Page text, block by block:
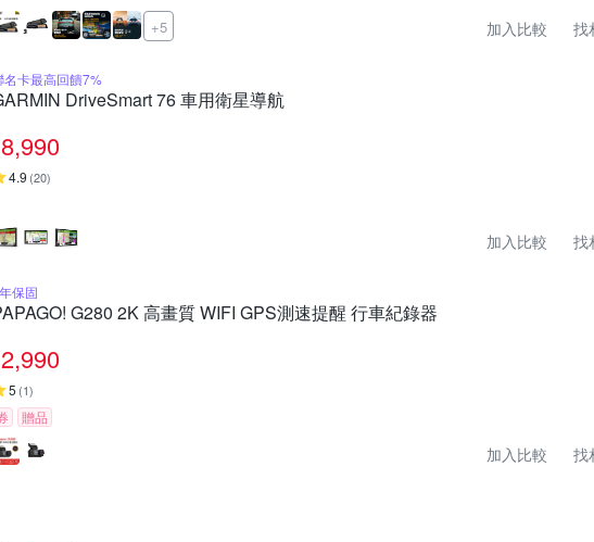
+5 加入比較 找
名卡最高回饋7%
DriveSmart 76 車用衛星導航
8,990
4.9 (20)
加入比較 找
保固
G280 2K 高畫質 WIFI GPS測速提醒 行車紀錄器
2,990
5 (1)
贈品
加入比較 找